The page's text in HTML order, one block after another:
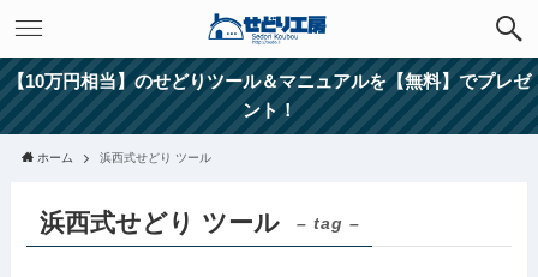
【10万円相当】のせどりツール＆マニュアルを【無料】でプレゼ
ント！
ホーム 浜西式せどり ツール
浜西式せどり ツール – tag –